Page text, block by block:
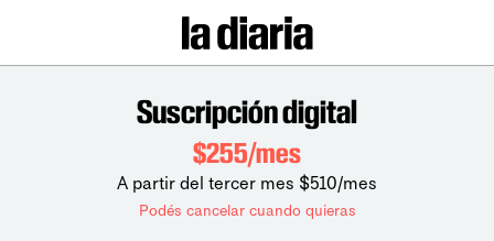
Suscripción digital
$255/mes
A partir del tercer mes $510/mes
Podés cancelar cuando quieras